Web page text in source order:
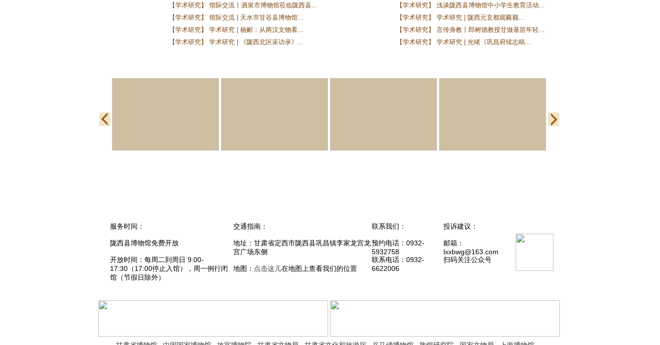
【学术研究】 馆际交流丨酒泉市博物馆莅临陇西县...
【学术研究】 馆际交流 | 天水市甘谷县博物馆...
【学术研究】 学术研究 | 杨郦：从两汉文物看...
【学术研究】 学术研究 | 《陇西北区采访录》...
【学术研究】 浅谈陇西县博物馆中小学生教育活动...
【学术研究】 学术研究 | 陇西元玄都观匾额...
【学术研究】 言传身教丨郎树德教授甘做基层年轻...
【学术研究】 学术研究 | 光绪《巩昌府续志稿...
服务时间：
陇西县博物馆免费开放
开放时间：每周二到周日 9:00-
17:30（17:00停止入馆），周一例行闭
馆（节假日除外）
交通指南：
地址：甘肃省定西市陇西县巩昌镇李家龙宫龙
宫广场东侧
地图： 点击这儿在地图上查看我们的位置
联系我们：
预约电话：0932-
5932758
联系电话：0932-
6622006
投诉建议：
邮箱：
lxxbwg@163.com
扫码关注公众号